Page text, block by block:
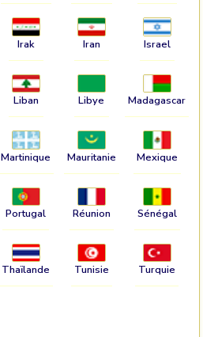
Irak Iran Israel
Liban Libye Madagascar
Martinique Mauritanie Mexique
Portugal Réunion Sénégal
Thaïlande Tunisie Turquie